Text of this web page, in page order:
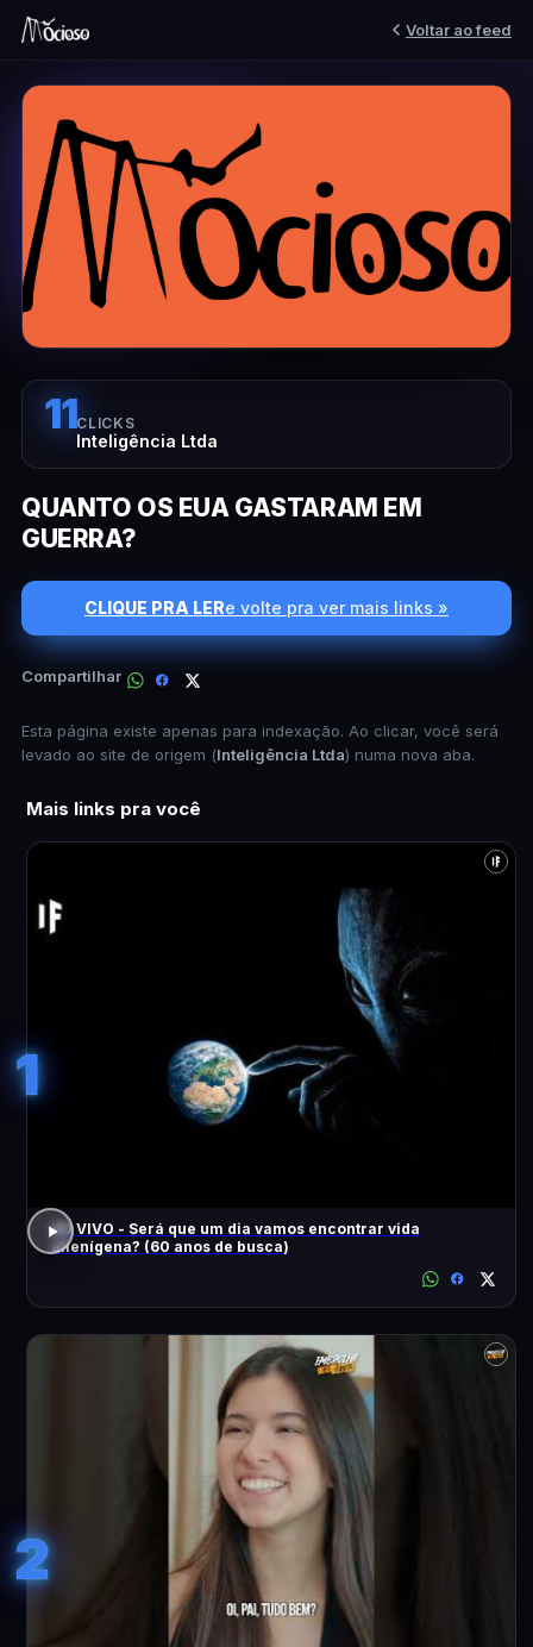
Voltar ao feed
11CLICKS
Inteligência Ltda
QUANTO OS EUA GASTARAM EM
GUERRA?
CLIQUE PRA LERe volte pra ver mais links »
Compartilhar
Esta página existe apenas para indexação. Ao clicar, você será
levado ao site de origem (Inteligência Ltda) numa nova aba.
Mais links pra você
1
AO VIVO - Será que um dia vamos encontrar vida
alienígena? (60 anos de busca)
2